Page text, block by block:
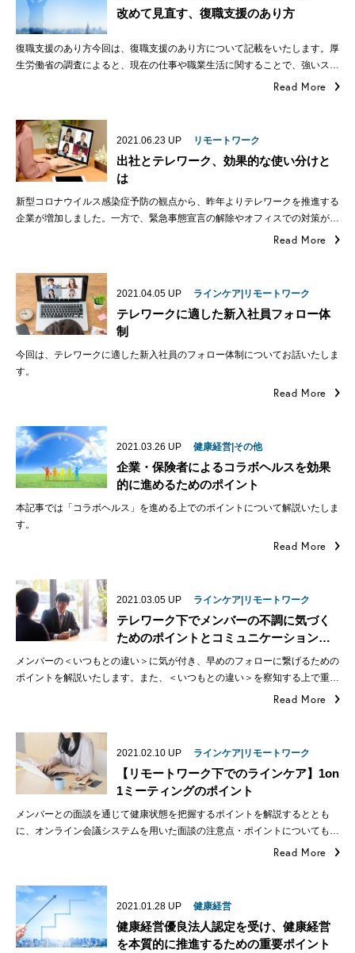
改めて見直す、復職支援のあり方
復職支援のあり方今回は、復職支援のあり方について記載をいたします。厚
生労働省の調査によると、現在の仕事や職業生活に関することで、強いス…
Read More
2021.06.23 UP リモートワーク
出社とテレワーク、効果的な使い分けと
は
新型コロナウイルス感染症予防の観点から、昨年よりテレワークを推進する
企業が増加しました。一方で、緊急事態宣言の解除やオフィスでの対策が…
Read More
2021.04.05 UP ラインケア|リモートワーク
テレワークに適した新入社員フォロー体
制
今回は、テレワークに適した新入社員のフォロー体制についてお話いたしま
す。
Read More
2021.03.26 UP 健康経営|その他
企業・保険者によるコラボヘルスを効果
的に進めるためのポイント
本記事では「コラボヘルス」を進める上でのポイントについて解説いたしま
す。
Read More
2021.03.05 UP ラインケア|リモートワーク
テレワーク下でメンバーの不調に気づく
ためのポイントとコミュニケーション…
メンバーの＜いつもとの違い＞に気が付き、早めのフォローに繋げるための
ポイントを解説いたします。また、＜いつもとの違い＞を察知する上で重…
Read More
2021.02.10 UP ラインケア|リモートワーク
【リモートワーク下でのラインケア】1on
1ミーティングのポイント
メンバーとの面談を通じて健康状態を把握するポイントを解説するととも
に、オンライン会議システムを用いた面談の注意点・ポイントについても…
Read More
2021.01.28 UP 健康経営
健康経営優良法人認定を受け、健康経営
を本質的に推進するための重要ポイント